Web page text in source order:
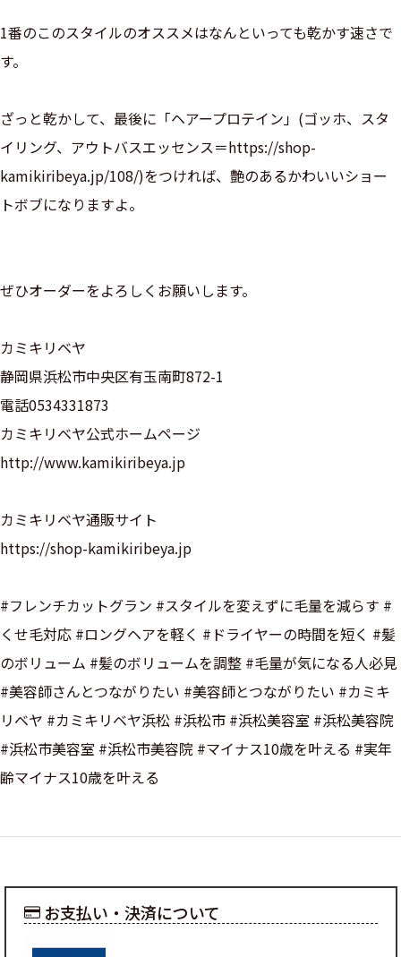
1番のこのスタイルのオススメはなんといっても乾かす速さで
す。
ざっと乾かして、最後に「ヘアープロテイン」(ゴッホ、スタ
イリング、アウトバスエッセンス＝https://shop-
kamikiribeya.jp/108/)をつければ、艶のあるかわいいショー
トボブになりますよ。
ぜひオーダーをよろしくお願いします。
カミキリベヤ
静岡県浜松市中央区有玉南町872-1
電話0534331873
カミキリベヤ公式ホームページ
http://www.kamikiribeya.jp
カミキリベヤ通販サイト
https://shop-kamikiribeya.jp
#フレンチカットグラン #スタイルを変えずに毛量を減らす #
くせ毛対応 #ロングヘアを軽く #ドライヤーの時間を短く #髪
のボリューム #髪のボリュームを調整 #毛量が気になる人必見
#美容師さんとつながりたい #美容師とつながりたい #カミキ
リベヤ #カミキリベヤ浜松 #浜松市 #浜松美容室 #浜松美容院
#浜松市美容室 #浜松市美容院 #マイナス10歳を叶える #実年
齢マイナス10歳を叶える
お支払い・決済について